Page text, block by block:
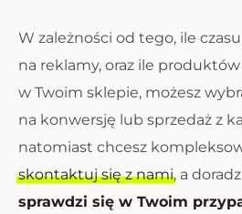
W zależności od tego, ile
na reklamy, oraz ile
w Twoim sklepie, możesz
na konwersję lub sprzedaż z
natomiast chcesz
skontaktuj się z nami, a
sprawdzi się w Twoim